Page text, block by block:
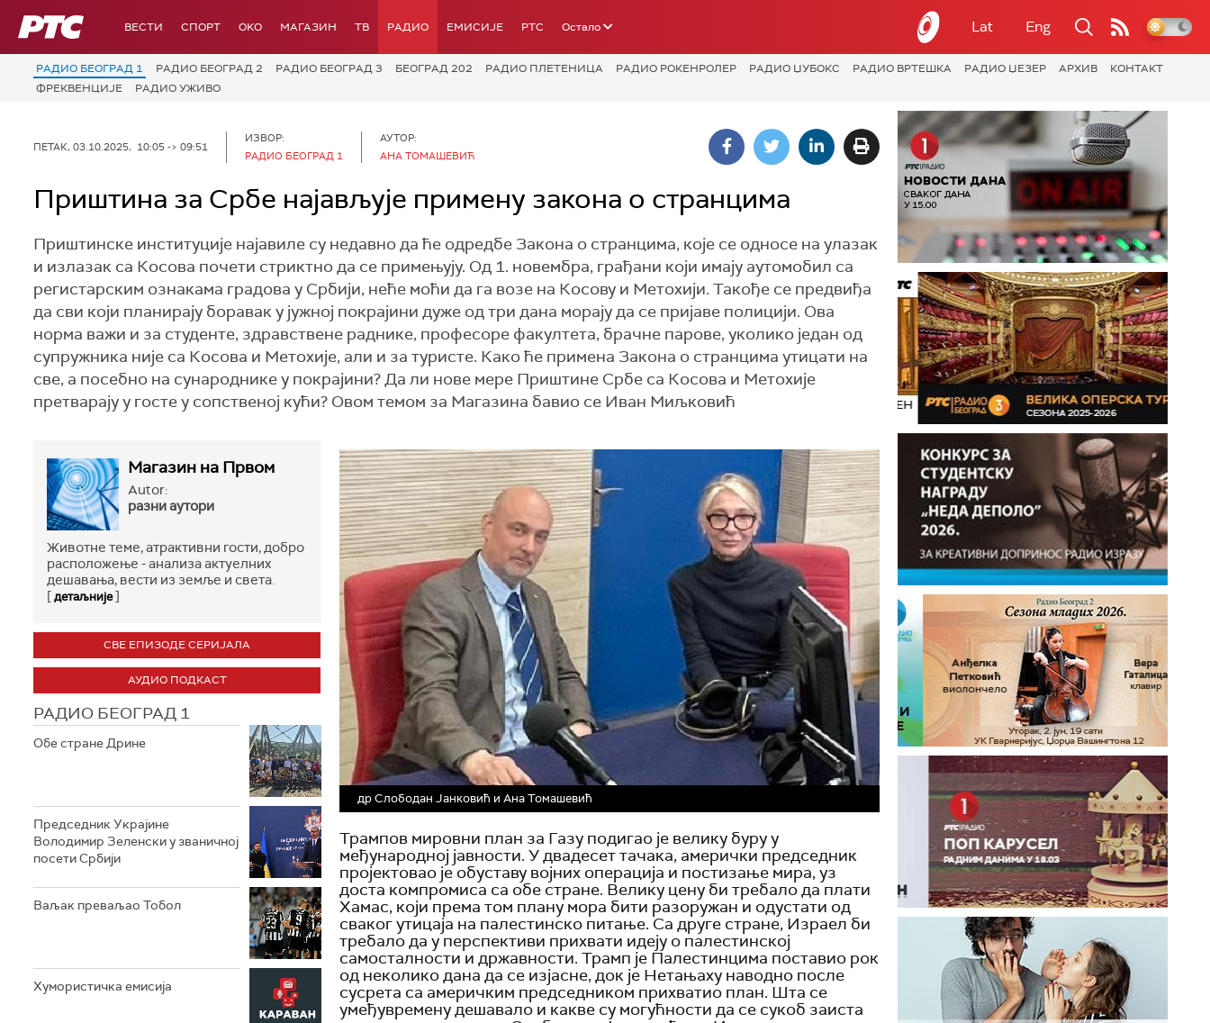
РТС ВЕСТИ СПОРТ OKO МАГАЗИН ТВ РАДИО ЕМИСИЈЕ РТС Остало Lat Eng
РАДИО БЕОГРАД 1 РАДИО БЕОГРАД 2 РАДИО БЕОГРАД 3 БЕОГРАД 202 РАДИО ПЛЕТЕНИЦА РАДИО РОКЕНРОЛЕР РАДИО ЏУБОКС РАДИО ВРТЕШКА РАДИО ЏЕЗЕР АРХИВ
КОНТАКТ
ФРЕКВЕНЦИЈЕ
РАДИО УЖИВО
ПЕТАК, 03.10.2025, 10:05 -> 09:51
ИЗВОР:
РАДИО БЕОГРАД 1
АУТОР:
АНА ТОМАШЕВИЋ
Приштина за Србе најављује примену закона о странцима
Приштинске институције најавиле су недавно да ће одредбе Закона о странцима, које се односе на улазак
и излазак са Косова почети стриктно да се примењују. Од 1. новембра, грађани који имају аутомобил са
регистарским ознакама градова у Србији, неће моћи да га возе на Косову и Метохији. Такође се предвиђа
да сви који планирају боравак у јужној покрајини дуже од три дана морају да се пријаве полицији. Ова
норма важи и за студенте, здравствене раднике, професоре факултета, брачне парове, уколико један од
супружника није са Косова и Метохије, али и за туристе. Како ће примена Закона о странцима утицати на
све, а посебно на сународнике у покрајини? Да ли нове мере Приштине Србе са Косова и Метохије
претварају у госте у сопственој кући? Овом темом за Магазина бавио се Иван Миљковић
Магазин на Првом
Autor:
разни аутори
Животне теме, атрактивни гости, добро
расположење - анализа актуелних
дешавања, вести из земље и света.
[детаљније]
СВЕ ЕПИЗОДЕ СЕРИЈАЛА
АУДИО ПОДКАСТ
РАДИО БЕОГРАД 1
Обе стране Дрине
Председник Украјине
Володимир Зеленски у званичној
посети Србији
Ваљак преваљао Тобол
Хумористичка емисија
др Слободан Јанковић и Ана Томашевић
Трампов мировни план за Газу подигао је велику буру у
међународној јавности. У двадесет тачака, амерички председник
пројектовао је обуставу војних операција и постизање мира, уз
доста компромиса са обе стране. Велику цену би требало да плати
Хамас, који према том плану мора бити разоружан и одустати од
сваког утицаја на палестинско питање. Са друге стране, Израел би
требало да у перспективи прихвати идеју о палестинској
самосталности и државности. Трамп је Палестинцима поставио рок
од неколико дана да се изјасне, док је Нетањаху наводно после
сусрета са америчким председником прихватио план. Шта се
умеђувремену дешавало и какве су могућности да се сукоб заиста